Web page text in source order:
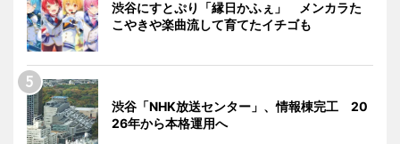
渋谷にすとぷり「縁日かふぇ」 メンカラた
こやきや楽曲流して育てたイチゴも
渋谷「NHK放送センター」、情報棟完工 20
26年から本格運用へ